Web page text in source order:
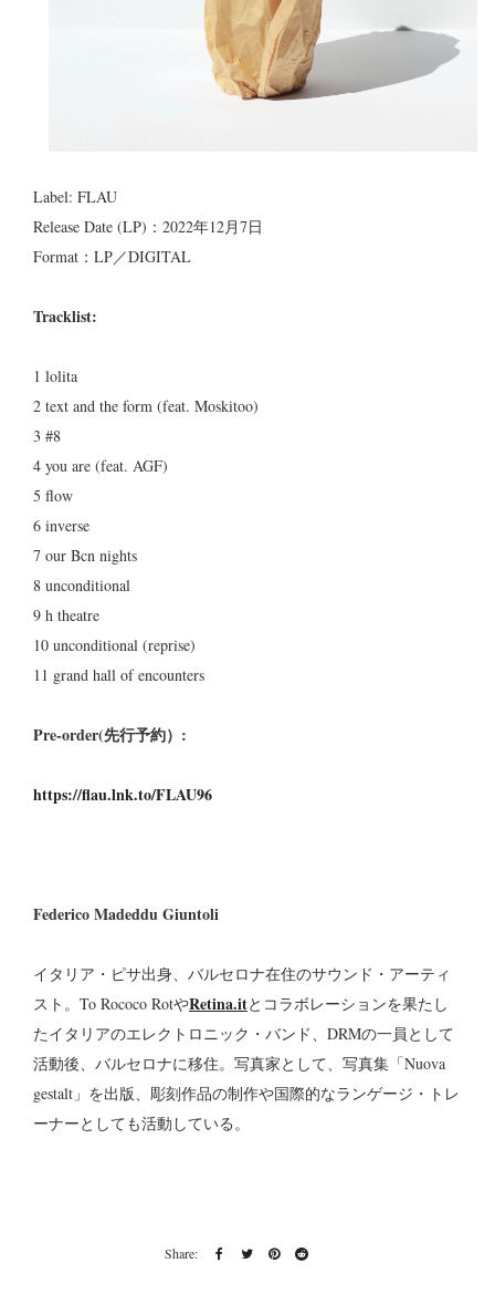
Label: FLAU
Release Date (LP)：2022年12月7日
Format：LP／DIGITAL
Tracklist:
1 lolita
2 text and the form (feat. Moskitoo)
3 #8
4 you are (feat. AGF)
5 flow
6 inverse
7 our Bcn nights
8 unconditional
9 h theatre
10 unconditional (reprise)
11 grand hall of encounters
Pre-order(先行予約）:
https://flau.lnk.to/FLAU96
Federico Madeddu Giuntoli
イタリア・ピサ出身、バルセロナ在住のサウンド・アーティ
スト。To Rococo RotやRetina.itとコラボレーションを果たし
たイタリアのエレクトロニック・バンド、DRMの一員として
活動後、バルセロナに移住。写真家として、写真集「Nuova
gestalt」を出版、彫刻作品の制作や国際的なランゲージ・トレ
ーナーとしても活動している。